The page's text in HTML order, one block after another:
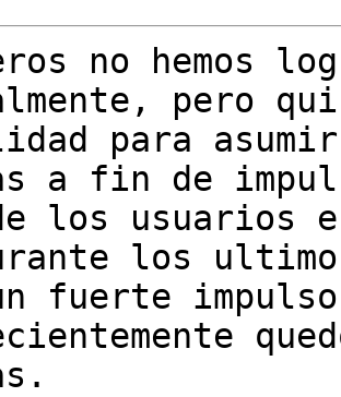
no hemos
pero
para
a fin de
los usuarios
los
fuerte